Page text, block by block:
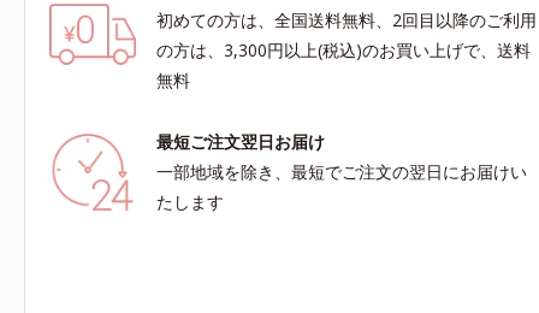
初めての方は、全国送料無料、2回目以降のご利用
の方は、3,300円以上(税込)のお買い上げで、送料
無料
最短ご注文翌日お届け
一部地域を除き、最短でご注文の翌日にお届けい
たします